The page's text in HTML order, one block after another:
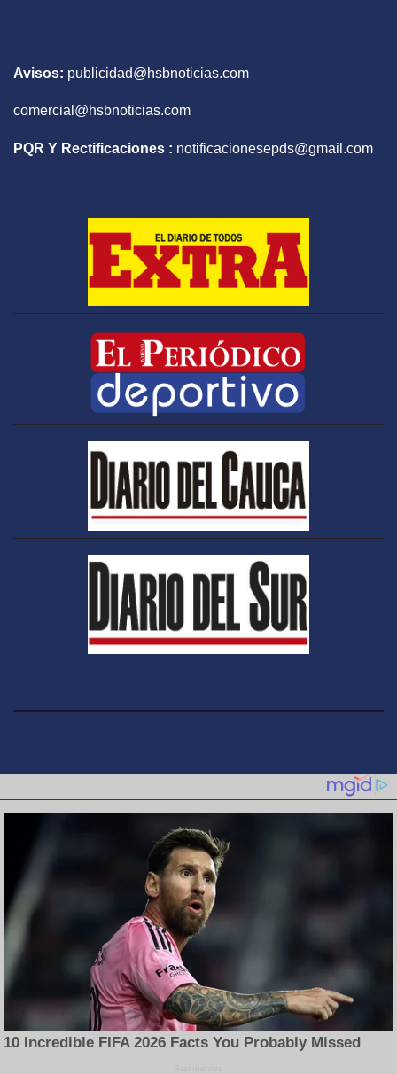
Avisos: publicidad@hsbnoticias.com
comercial@hsbnoticias.com
PQR Y Rectificaciones : notificacionesepds@gmail.com